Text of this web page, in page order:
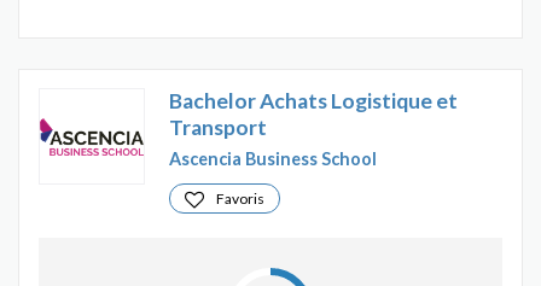
Bachelor Achats Logistique et
Transport
Ascencia Business School
Favoris